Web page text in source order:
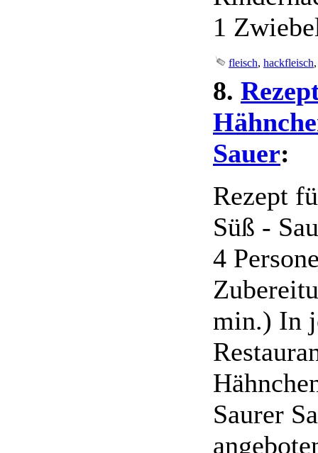
1
fleisch, hackfleisch
8.
Sauer:
Rezept
Süß -
4
min.) In
Saurer